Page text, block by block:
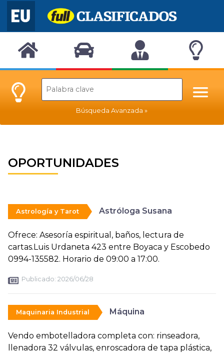
Búsqueda Avanzada
OPORTUNIDADES
Astrología y Tarot Astróloga Susana
Ofrece: Asesoría espiritual, baños, lectura de
cartas.Luis Urdaneta 423 entre Boyaca y Escobedo
0994-135582. Horario de 09:00 a 17:00.
Publicado: 2026/06/28
Maquinaria Industrial Máquina
Vendo embotelladora completa con: rinseadora,
llenadora 32 válvulas, enroscadora de tapa plástica,